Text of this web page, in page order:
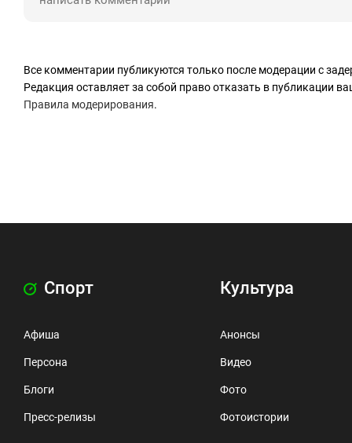
Все комментарии публикуются только после модерации с
Редакция оставляет за собой право отказать в публикации
Правила модерирования.
Спорт
Афиша
Персона
Блоги
Пресс-релизы
Культура
Анонсы
Видео
Фото
Фотоистории